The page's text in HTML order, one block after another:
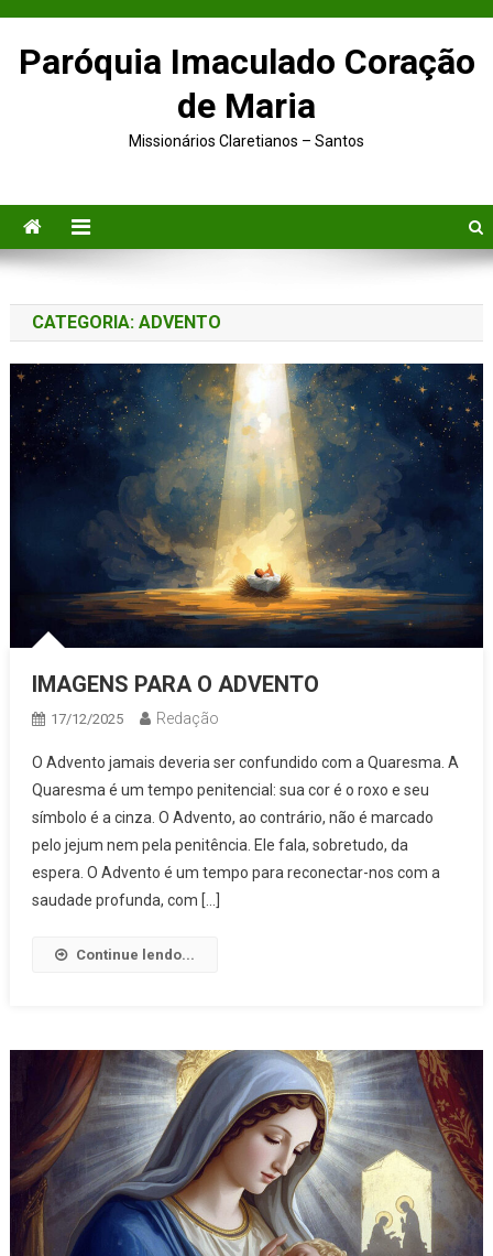
Paróquia Imaculado Coração
de Maria
Missionários Claretianos – Santos
CATEGORIA: ADVENTO
IMAGENS PARA O ADVENTO
17/12/2025 Redação
O Advento jamais deveria ser confundido com a Quaresma. A
Quaresma é um tempo penitencial: sua cor é o roxo e seu
símbolo é a cinza. O Advento, ao contrário, não é marcado
pelo jejum nem pela penitência. Ele fala, sobretudo, da
espera. O Advento é um tempo para reconectar-nos com a
saudade profunda, com […]
Continue lendo...